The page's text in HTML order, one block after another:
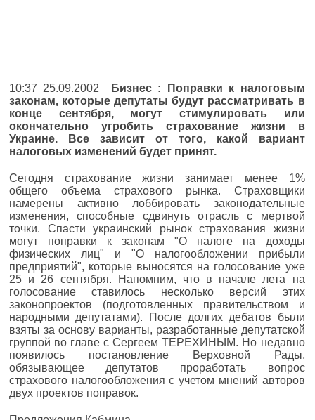
10:37 25.09.2002
Бизнес : Поправки к налоговым
законам, которые депутаты будут рассматривать в
конце сентября, могут стимулировать или
окончательно угробить страхование жизни в
Украине. Все зависит от того, какой вариант
налоговых изменений будет принят.
Сегодня страхование жизни занимает менее 1%
общего объема страхового рынка. Страховщики
намерены активно лоббировать законодательные
изменения, способные сдвинуть отрасль с мертвой
точки. Спасти украинский рынок страхования жизни
могут поправки к законам "О налоге на доходы
физических лиц" и "О налогообложении прибыли
предприятий", которые выносятся на голосование уже
25 и 26 сентября. Напомним, что в начале лета на
голосование ставилось несколько версий этих
законопроектов (подготовленных правительством и
народными депутатами). После долгих дебатов были
взяты за основу варианты, разработанные депутатской
группой во главе с Сергеем ТЕРЕХИНЫМ. Но недавно
появилось постановление Верховной Рады,
обязывающее депутатов проработать вопрос
страхового налогообложения с учетом мнений авторов
двух проектов поправок.